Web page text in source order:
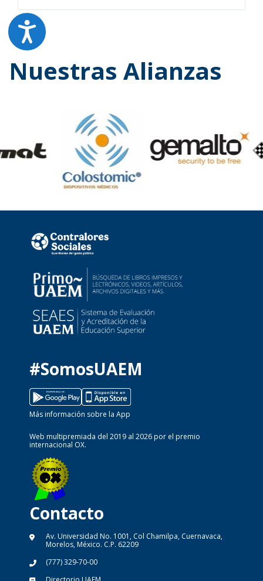
Nuestras Alianzas
#SomosUAEM
Más información sobre la App
Web multipremiada del 2019 al 2026 por el premio
internacional OX.
Contacto
Av. Universidad No. 1001, Col Chamilpa, Cuernavaca,
Morelos, México. C.P. 62209
(777) 329-70-00